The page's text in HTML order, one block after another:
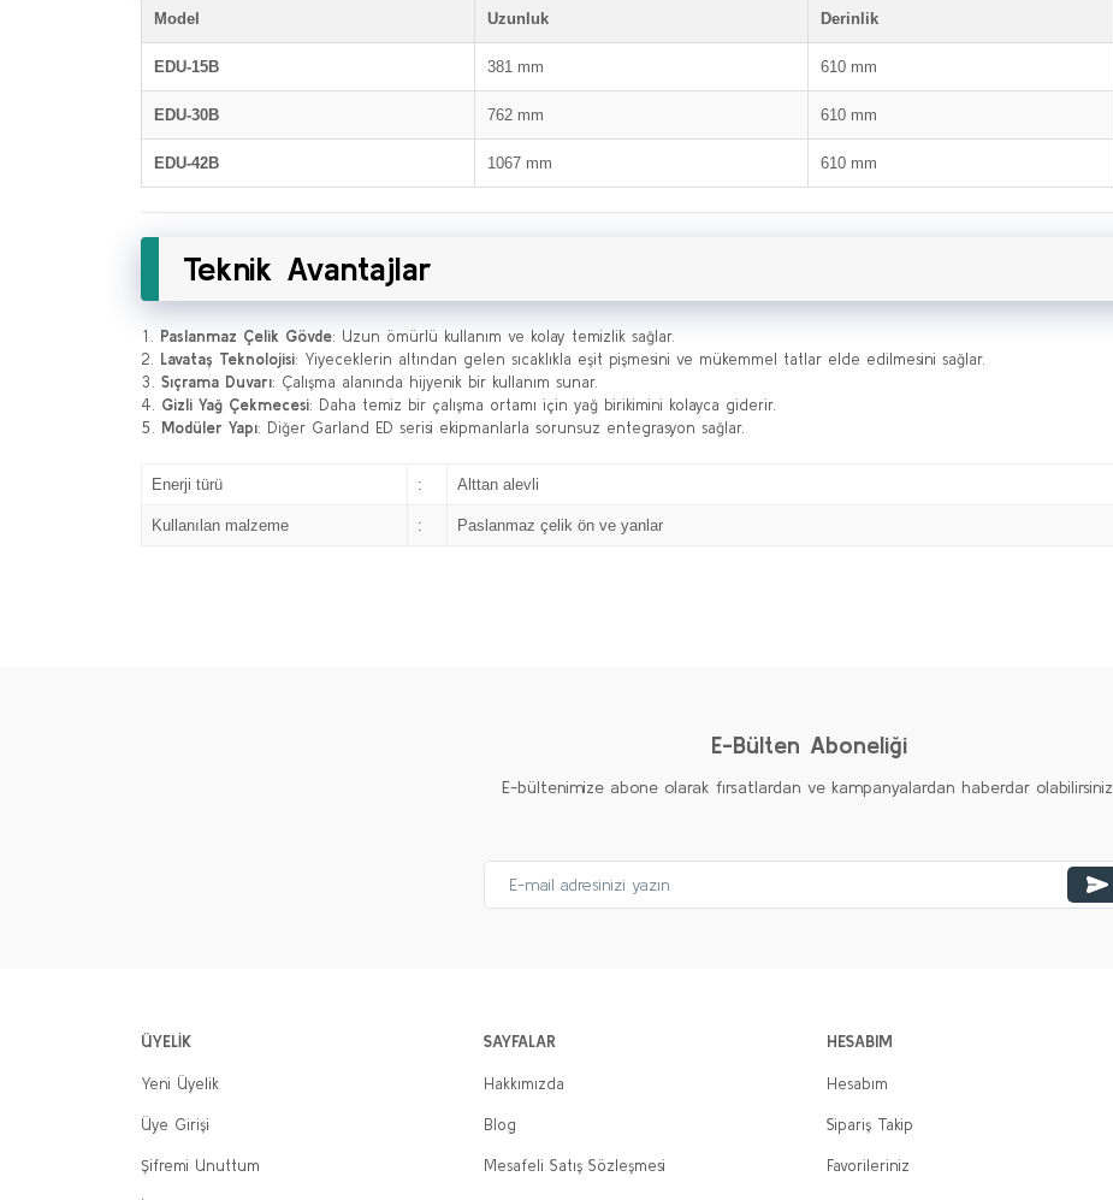
Model Uzunluk Derinlik
EDU-15B 381 mm 610 mm
EDU-30B 762 mm 610 mm
EDU-42B 1067 mm 610 mm
Teknik Avantajlar
Paslanmaz Çelik Gövde: Uzun ömürlü kullanım ve kolay temizlik sağlar.
Lavataş Teknolojisi: Yiyeceklerin altından gelen sıcaklıkla eşit pişmesini ve mükemmel tatlar elde edilmesini sağlar.
Sıçrama Duvarı: Çalışma alanında hijyenik bir kullanım sunar.
Gizli Yağ Çekmecesi: Daha temiz bir çalışma ortamı için yağ birikimini kolayca giderir.
Modüler Yapı: Diğer Garland ED serisi ekipmanlarla sorunsuz entegrasyon sağlar.
Enerji türü : Alttan alevli
Kullanılan malzeme : Paslanmaz çelik ön ve yanlar
E-Bülten Aboneliği
E-bültenimize abone olarak fırsatlardan ve kampanyalardan haberdar olabilirsiniz.
ÜYELİK
Yeni Üyelik
Üye Girişi
Şifremi Unuttum
SAYFALAR
Hakkımızda
Blog
Mesafeli Satış Sözleşmesi
HESABIM
Hesabım
Sipariş Takip
Favorileriniz